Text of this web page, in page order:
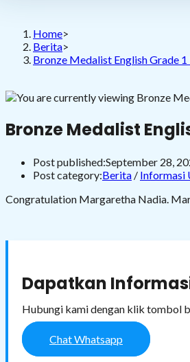
Home>
Berita>
Bronze Medalist English Grade
Bronze Medalist
Post published:September 28,
Post category:Berita / Informasi
Congratulation Margaretha Nadia.
Dapatkan
Hubungi kami dengan klik tombol
Chat Whatsapp